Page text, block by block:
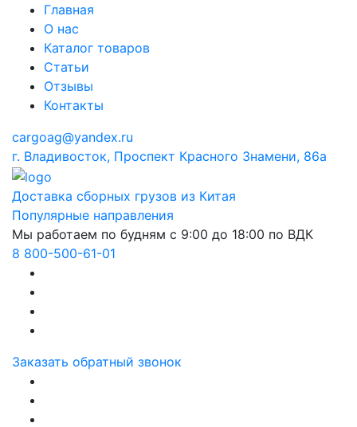
Главная
О нас
Каталог товаров
Статьи
Отзывы
Контакты
cargoag@yandex.ru
г. Владивосток, Проспект Красного Знамени, 86а
Доставка сборных грузов из Китая
Популярные направления
Мы работаем по будням с 9:00 до 18:00 по ВДК
8 800-500-61-01
Заказать обратный звонок